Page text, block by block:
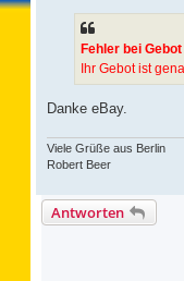
Fehler bei Gebot
Ihr Gebot ist
Danke eBay.
Viele Grüße aus Berlin
Robert Beer
Antworten